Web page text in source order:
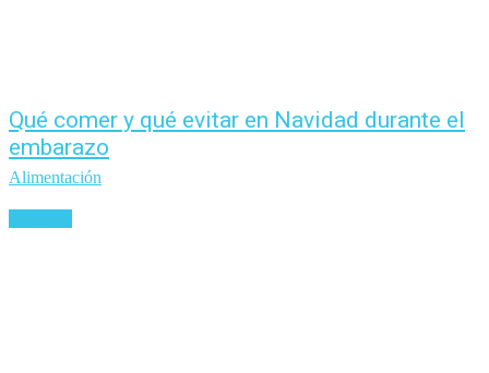
Qué comer y qué evitar en Navidad durante el
embarazo
Alimentación